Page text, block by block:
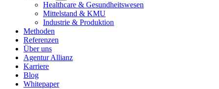
Healthcare & Gesundheitswesen
Mittelstand & KMU
Industrie & Produktion
Methoden
Referenzen
Über uns
Agentur Allianz
Karriere
Blog
Whitepaper